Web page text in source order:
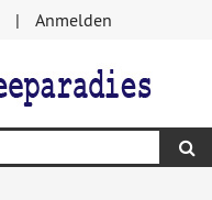
Anmelden